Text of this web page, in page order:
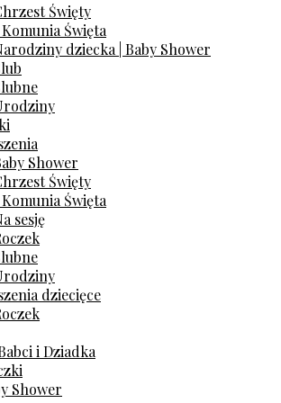
Święty
Święta
dziecka | Baby Shower
Shower
Święty
Święta
sesję
dziecięce
i Dziadka
Shower